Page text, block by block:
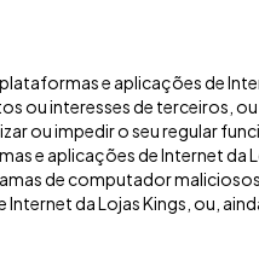
e aplicações de
ou interesses de terceiros,
ou impedir o seu regular
e aplicações de Internet da
de computador
da Lojas Kings, ou,